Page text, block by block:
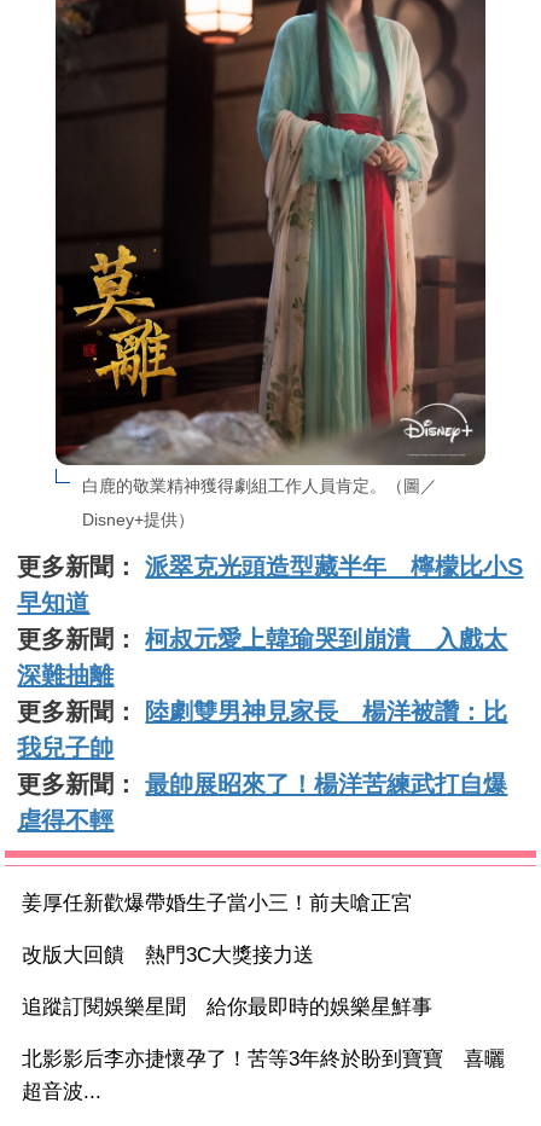
白鹿的敬業精神獲得劇組工作人員肯定。（圖／
Disney+提供）
更多新聞：派翠克光頭造型藏半年 檸檬比小S
早知道
更多新聞：柯叔元愛上韓瑜哭到崩潰 入戲太
深難抽離
更多新聞：
陸劇雙男神見家長 楊洋被讚：比
我兒子帥
更多新聞：最帥展昭來了！楊洋苦練武打自爆
虐得不輕
姜厚任新歡爆帶婚生子當小三！前夫嗆正宮
改版大回饋 熱門3C大獎接力送
追蹤訂閱娛樂星聞 給你最即時的娛樂星鮮事
北影影后李亦捷懷孕了！苦等3年終於盼到寶寶 喜曬
超音波...